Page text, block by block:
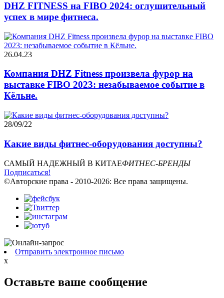
DHZ FITNESS на FIBO 2024: оглушительный
успех в мире фитнеса.
26.04.23
Компания DHZ Fitness произвела фурор на
выставке FIBO 2023: незабываемое событие в
Кёльне.
28/09/22
Какие виды фитнес-оборудования доступны?
САМЫЙ НАДЕЖНЫЙ В КИТАЕФИТНЕС-БРЕНДЫ
Подписаться!
©Авторские права - 2010-2026: Все права защищены.
Отправить электронное письмо
x
Оставьте ваше сообщение